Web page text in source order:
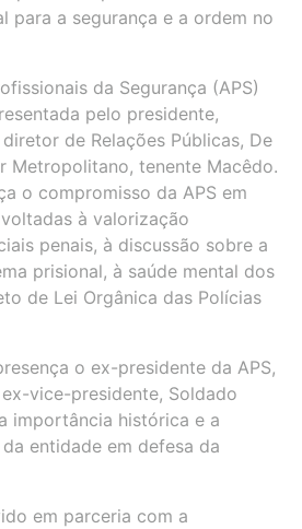
para a segurança e a ordem no
da Segurança (APS)
pelo presidente,
de Relações Públicas, De
Metropolitano, tenente Macêdo.
o compromisso da APS em
à valorização
penais, à discussão sobre a
prisional, à saúde mental dos
de Lei Orgânica das Polícias
o ex-presidente da APS,
vice-presidente, Soldado
importância histórica e a
entidade em defesa da
em parceria com a